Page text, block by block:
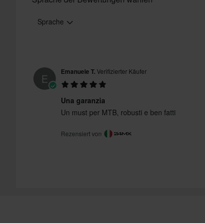
Sprache
E Emanuele T.Verifizierter Käufer
Una garanzia
Un must per MTB, robusti e ben fatti
Rezensiert von